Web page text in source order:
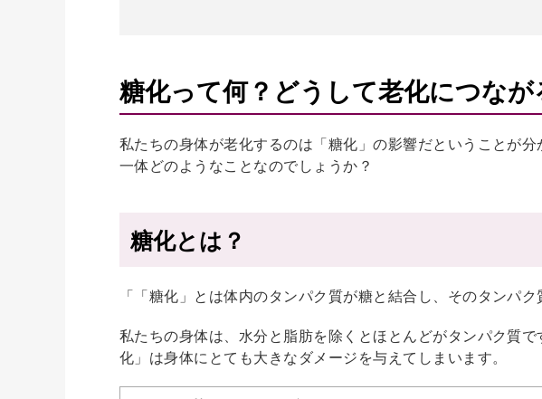
糖化って何？どうして老化につなが
私たちの身体が老化するのは「糖化」の影響だということが
一体どのようなことなのでしょうか？
糖化とは？
「「糖化」とは体内のタンパク質が糖と結合し、そのタンパ
私たちの身体は、水分と脂肪を除くとほとんどがタンパク質
化」は身体にとても大きなダメージを与えてしまいます。